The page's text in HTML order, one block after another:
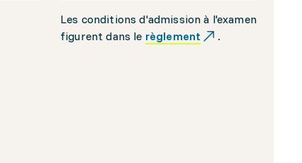
Les conditions d'admission à l'examen
figurent dans le règlement .